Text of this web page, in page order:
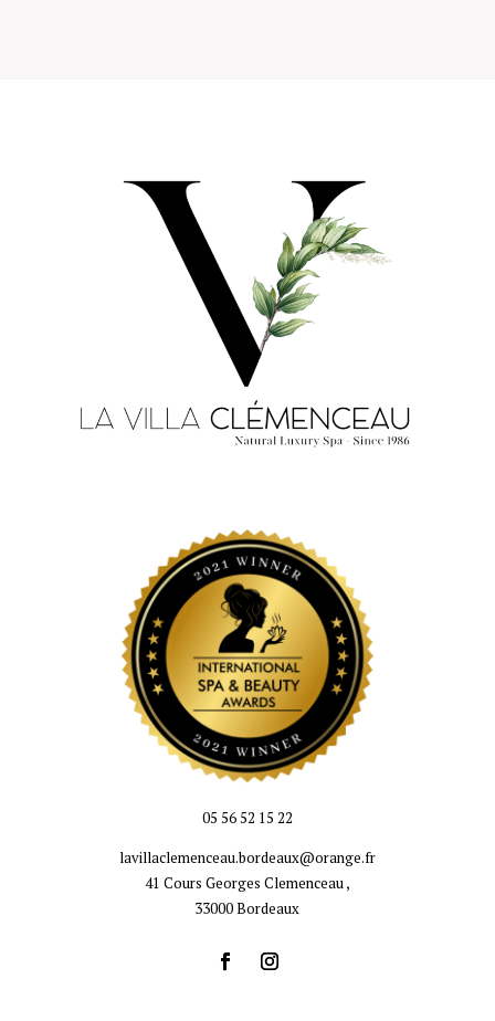
05 56 52 15 22
lavillaclemenceau.bordeaux@orange.fr
41 Cours Georges Clemenceau ,
33000 Bordeaux